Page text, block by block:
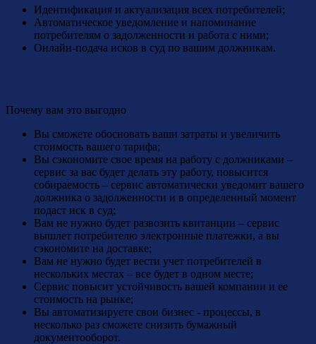
Идентификация и актуализация всех потребителей;
Автоматическое уведомление и напоминание
потребителям о задолженности и работа с ними;
Онлайн-подача исков в суд по вашим должникам.
Почему вам это выгодно
Вы сможете обосновать ваши затраты и увеличить
стоимость вашего тарифа;
Вы сэкономите свое время на работу с должниками –
сервис за вас будет делать эту работу, повысится
собираемость – сервис автоматически уведомит вашего
должника о задолженности и в определенный момент
подаст иск в суд;
Вам не нужно будет развозить квитанции – сервис
вышлет потребителю электронные платежки, а вы
сэкономите на доставке;
Вам не нужно будет вести учет потребителей в
нескольких местах – все будет в одном месте;
Сервис повысит устойчивость вашей компании и ее
стоимость на рынке;
Вы автоматизируете свои бизнес - процессы, в
несколько раз сможете снизить бумажный
документооборот.